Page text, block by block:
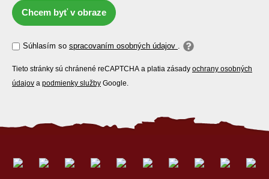
Chcem byť v obraze
Súhlasím so spracovaním osobných údajov .
Tieto stránky sú chránené reCAPTCHA a platia zásady ochrany osobných
údajov a podmienky služby Google.